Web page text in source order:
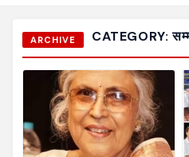
ARCHIVE CATEGORY: